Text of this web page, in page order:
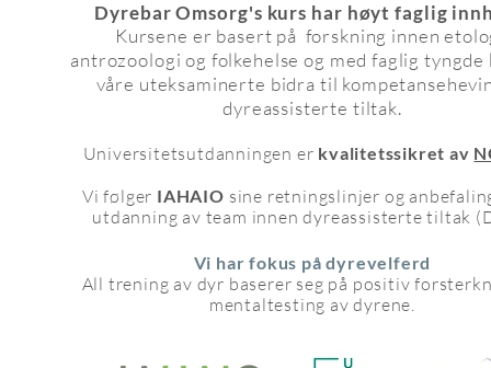
Dyrebar Omsorg's kurs har høyt faglig
Kursene er basert på forskning innen
antrozoologi og folkehelse og med faglig tyngde
våre uteksaminerte bidra til
dyreassisterte tiltak.
Universitetsutdanningen er kvalitetssikret av
Vi følger IAHAIO sine retningslinjer og
utdanning av team innen dyreassisterte tiltak
Vi har fokus på dyrevelferd
All trening av dyr baserer seg på positiv
mentaltesting av dyrene.